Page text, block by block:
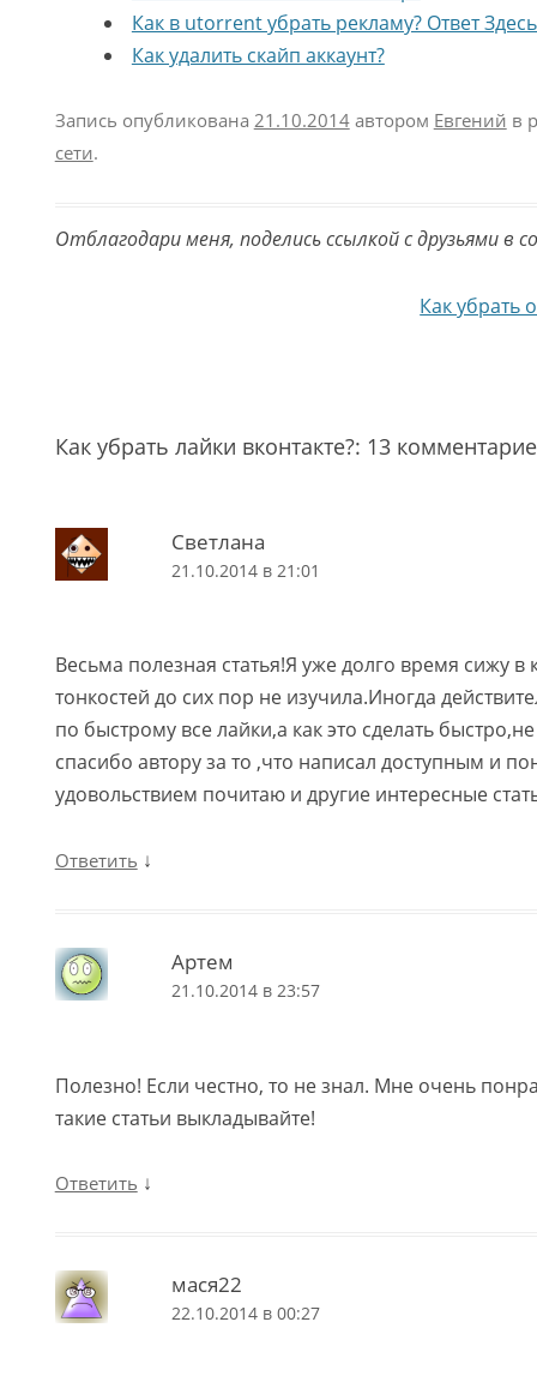
Как в utorrent убрать рекламу? Ответ
Как удалить скайп аккаунт?
Запись опубликована 21.10.2014автором Евгений в
сети.
Отблагодари меня, поделись ссылкой с друзьями в
Как убрать
Как убрать лайки вконтакте?: 13
Светлана
21.10.2014 в 21:01
Весьма полезная статья!Я уже долго время сижу в
тонкостей до сих пор не изучила.Иногда
по быстрому все лайки,а как это сделать
спасибо автору за то ,что написал доступным и
удовольствием почитаю и другие интересные
Ответить ↓
Артем
21.10.2014 в 23:57
Полезно! Если честно, то не знал. Мне очень
такие статьи выкладывайте!
Ответить ↓
мася22
22.10.2014 в 00:27